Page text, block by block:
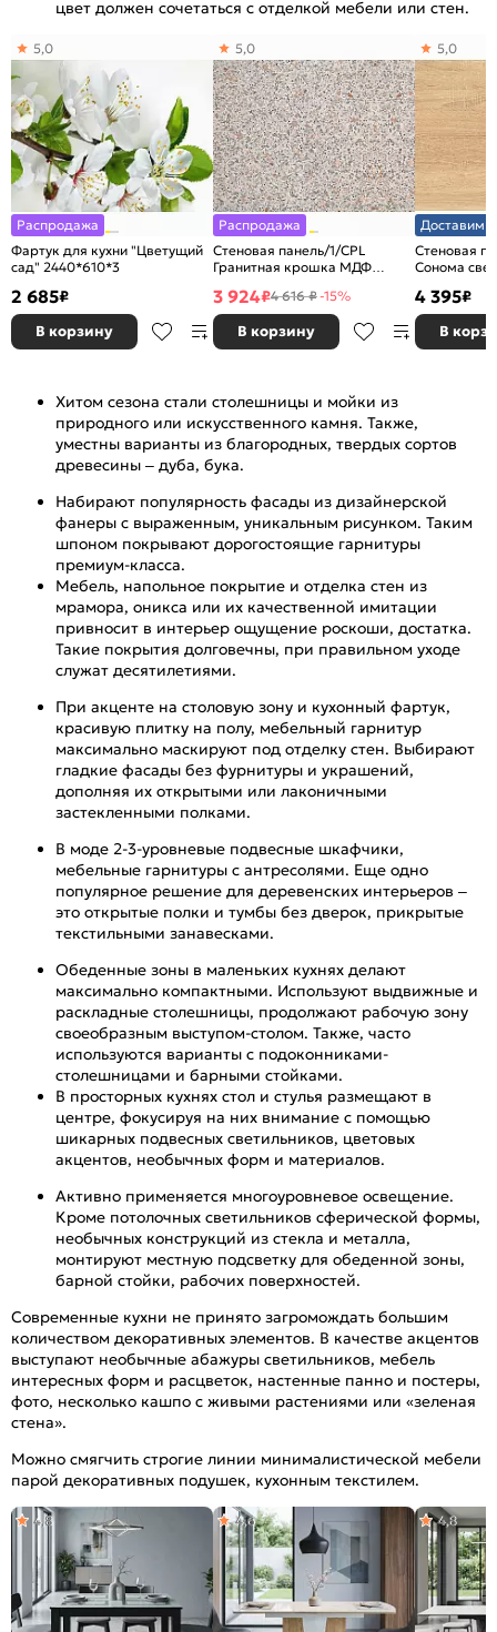
цвет должен сочетаться с отделкой мебели или стен.
Распродажа
Фартук для кухни "Цветущий
сад" 2440*610*3
5,0
2 685₽
В корзину
Распродажа
Стеновая панель/1/CPL
Гранитная крошка МДФ
5,0
3 924₽4 616 ₽-15%
В корзину
Доставим
Стеновая
Сонома
5,0
4 395₽
В
Хитом сезона стали столешницы и мойки из
природного или искусственного камня. Также,
уместны варианты из благородных, твердых сортов
древесины – дуба, бука.
Набирают популярность фасады из дизайнерской
фанеры с выраженным, уникальным рисунком. Таким
шпоном покрывают дорогостоящие гарнитуры
премиум-класса.
Мебель, напольное покрытие и отделка стен из
мрамора, оникса или их качественной имитации
привносит в интерьер ощущение роскоши, достатка.
Такие покрытия долговечны, при правильном уходе
служат десятилетиями.
При акценте на столовую зону и кухонный фартук,
красивую плитку на полу, мебельный гарнитур
максимально маскируют под отделку стен. Выбирают
гладкие фасады без фурнитуры и украшений,
дополняя их открытыми или лаконичными
застекленными полками.
В моде 2-3-уровневые подвесные шкафчики,
мебельные гарнитуры с антресолями. Еще одно
популярное решение для деревенских интерьеров –
это открытые полки и тумбы без дверок, прикрытые
текстильными занавесками.
Обеденные зоны в маленьких кухнях делают
максимально компактными. Используют выдвижные и
раскладные столешницы, продолжают рабочую зону
своеобразным выступом-столом. Также, часто
используются варианты с подоконниками-
столешницами и барными стойками.
В просторных кухнях стол и стулья размещают в
центре, фокусируя на них внимание с помощью
шикарных подвесных светильников, цветовых
акцентов, необычных форм и материалов.
Активно применяется многоуровневое освещение.
Кроме потолочных светильников сферической формы,
необычных конструкций из стекла и металла,
монтируют местную подсветку для обеденной зоны,
барной стойки, рабочих поверхностей.
Современные кухни не принято загромождать большим
количеством декоративных элементов. В качестве акцентов
выступают необычные абажуры светильников, мебель
интересных форм и расцветок, настенные панно и постеры,
фото, несколько кашпо с живыми растениями или «зеленая
стена».
Можно смягчить строгие линии минималистической мебели
парой декоративных подушек, кухонным текстилем.
4,8 4,6 4,8